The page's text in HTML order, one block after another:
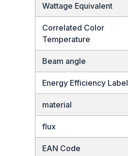
Wattage Equivalent
Correlated Color
Temperature
Beam angle
Energy Efficiency Label
material
flux
EAN Code